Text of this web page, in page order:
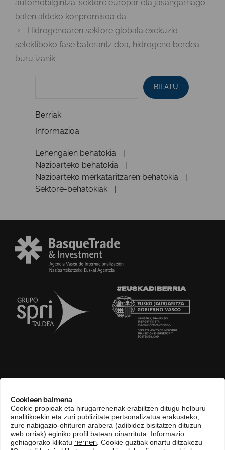
Cookieen baimena
Cookie propioak eta hirugarrenenak erabiltzen ditugu helburu
analitikoekin eta zuri publizitate pertsonalizatua erakusteko,
zure nabigazio-ohituren arabera (adibidez bisitatzen dituzun
web orriak) eginiko profil batean oinarrituta. Informazio
gehiagorako klikatu hemen . Cookie guztiak onartu ditzakezu
automobilgintza-sektore europar eta jasangarriago
baten aldeko konpromisoa da”
Hidrogenoaren sektore globala exekuzio
selektiboko fase baterantz doa, hidrogeno berdea
buru izanik
BILATU
Berriak
Informazioa
Lehengaien behatokia
Nazioarteko behatokia
Nazioarteko merkataritzaren behatokia
Sektore-behatokiak
COMPLIANCE CHANNEL
HARREMANETARAKO
EUSKARA